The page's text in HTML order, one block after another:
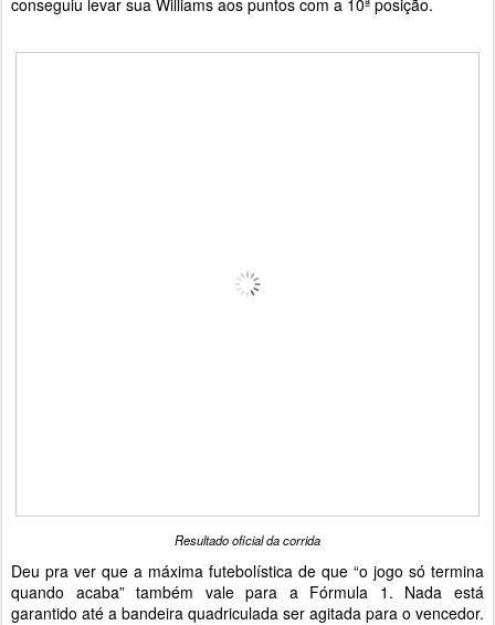
conseguiu levar sua Williams aos puntos com a 10ª posição.
Resultado oficial da corrida
Deu pra ver que a máxima futebolística de que “o jogo só termina
quando acaba” também vale para a Fórmula 1. Nada está
garantido até a bandeira quadriculada ser agitada para o vencedor.